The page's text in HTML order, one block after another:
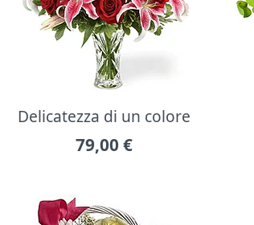
Delicatezza di un colore
79,00 €